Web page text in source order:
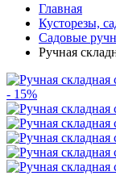
Главная
Кусторезы,
Садовые
Ручная
- 15%